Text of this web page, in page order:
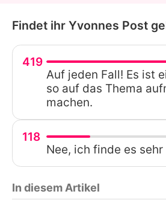
Findet ihr Yvonnes Post
419
Auf jeden Fall! Es ist
so auf das Thema
machen.
118
Nee, ich finde es sehr
In diesem Artikel